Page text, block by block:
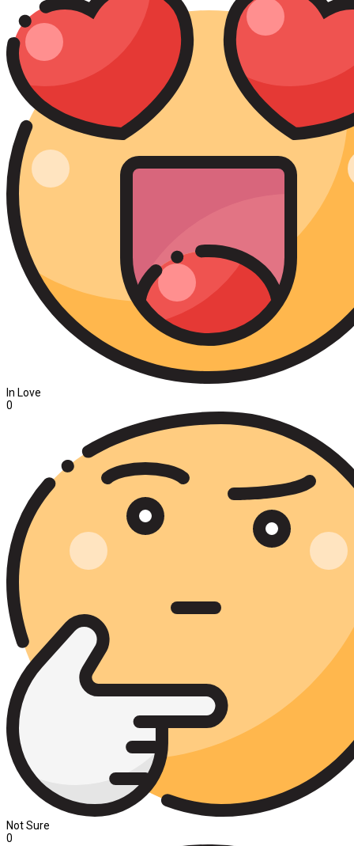
In Love
0
Not Sure
0